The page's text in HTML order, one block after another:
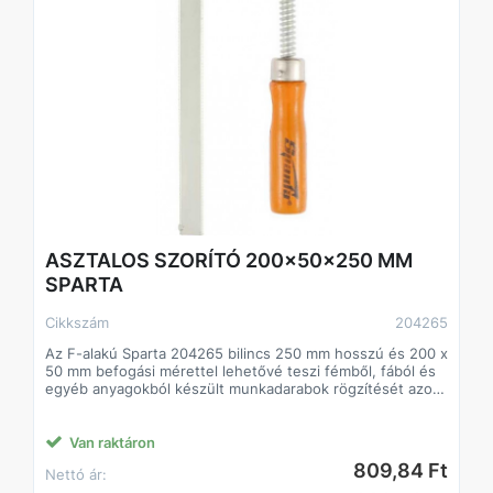
Markolat: TPR (ergonomikus, csúszásmentes)
Csomagolás: Akasztókártya (Hangtag)
ASZTALOS SZORÍTÓ 200x50x250 MM
SPARTA
Cikkszám
204265
Az F-alakú Sparta 204265 bilincs 250 mm hosszú és 200 x
50 mm befogási mérettel lehetővé teszi fémből, fából és
egyéb anyagokból készült munkadarabok rögzítését azok
közé kerül, amelyek közül az egyik mozgatható és a
markolat méretének beállítására szolgál. A csavarbilincs
lehetővé teszi a munkadarab jelentős erővel történő
Van raktáron
Nettó ár:
809,84 Ft